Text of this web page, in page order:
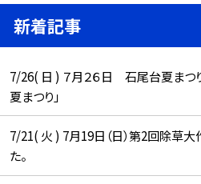
新着記事
7/26( 日 ) ７月２６日 石尾台夏まつ
夏まつり」
7/21( 火 ) 7月19日（日）第2回除草大
た。